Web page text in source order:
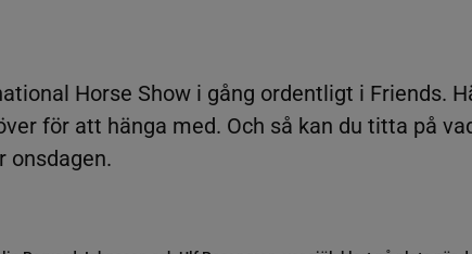
Horse Show i gång ordentligt i Friends.
för att hänga med. Och så kan du titta på
onsdagen.